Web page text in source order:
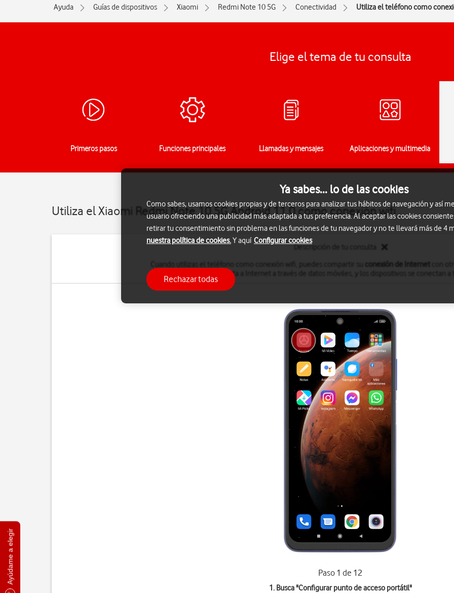
Ayúdame a elegir
Ayuda Guías de dispositivos Xiaomi Redmi Note 10 5G Conectividad Utiliza el teléfono como
Elige el tema de tu consulta
Primeros pasos Funciones principales Llamadas y mensajes Aplicaciones y multimedia
Utiliza el Xiaomi Redmi Note 10 5G Android 11.0 como conexión wifi
Descripción de tu consulta
conexión de Internet
tu teléfono se conecta a Internet a través de datos móviles, y los dispositivos se conectan a
Paso 1 de 12
1. Busca "Configurar punto de acceso portátil"
Ya sabes... lo de las cookies
Como sabes, usamos cookies propias y de terceros para analizar tus hábitos de navegación y así
usuario ofreciendo una publicidad más adaptada a tus preferencia. Al aceptar las cookies
retirar tu consentimiento sin problema en las funciones de tu navegador y no te llevará más de 4
nuestra política de cookies.Y aquí Configurar cookies
Rechazar todas